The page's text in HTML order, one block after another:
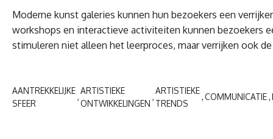
Moderne kunst galeries kunnen hun bezoekers een
workshops en interactieve activiteiten kunnen bezoekers
stimuleren niet alleen het leerproces, maar verrijken ook
AANTREKKELIJKE
SFEER
ARTISTIEKE
ONTWIKKELINGEN
ARTISTIEKE
TRENDS
COMMUNICATIE